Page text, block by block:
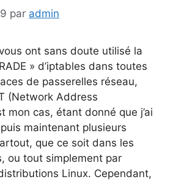
par admin
ont sans doute utilisé la
» d’iptables dans toutes
de passerelles réseau,
(Network Address
mon cas, étant donné que j’ai
maintenant plusieurs
que ce soit dans les
ou tout simplement par
Linux. Cependant,